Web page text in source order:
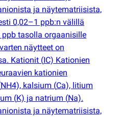
ja näytematriisista,
0,02–1 ppb:n välillä
tasolla orgaanisille
näytteet on
Kationit (IC) Kationien
kationien
NH4), kalsium (Ca), litium
(K) ja natrium (Na).
ja näytematriisista,